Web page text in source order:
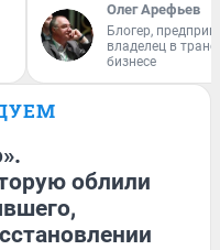
Олег Арефьев
Блогер,
владелец в
бизнесе
облили